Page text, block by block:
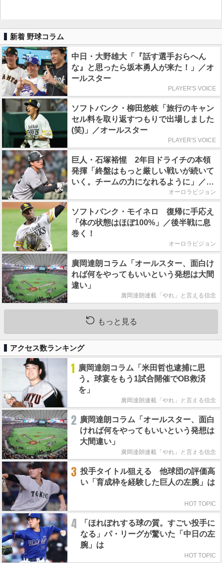
新着 野球コラム
中日・大野雄大「『話す選手おらへん
な』と思ったら坂本勇人が来た！」／オ
ールスター
PLAYER'S VOICE
ソフトバンク・柳田悠岐「旅行のキャン
セル料を取り返すつもりで出場しました
(笑)」／オールスター
PLAYER'S VOICE
巨人・石塚裕惺 2年目ドライチの本領
発揮「終盤はもっと厳しい戦いが続いて
いく。チームの力になれるように」／後
オーロラビジョン
ソフトバンク・モイネロ 復帰に手応え
「体の状態はほぼ100%」／後半戦に息
巻く！
オーロラビジョン
廣岡達朗コラム「オールスター、面白け
れば何をやってもいいという発想は大間
違い」
廣岡達朗連載「やれ」と言える信念
もっと見る
アクセス数ランキング
1 廣岡達朗コラム「米田哲也逮捕に思
う。球宴をもう1試合開催でOB救済
を」
廣岡達朗連載「やれ」と言える信念
2 廣岡達朗コラム「オールスター、面白
ければ何をやってもいいという発想は
大間違い」
廣岡達朗連載「やれ」と言える信念
3 投手タイトル狙える 他球団の評価高
い「育成枠を経験した巨人の左腕」は
HOT TOPIC
4
「ほれぼれする球の質。すごい投手に
なる」パ・リーグが驚いた「中日の左
腕」は
HOT TOPIC